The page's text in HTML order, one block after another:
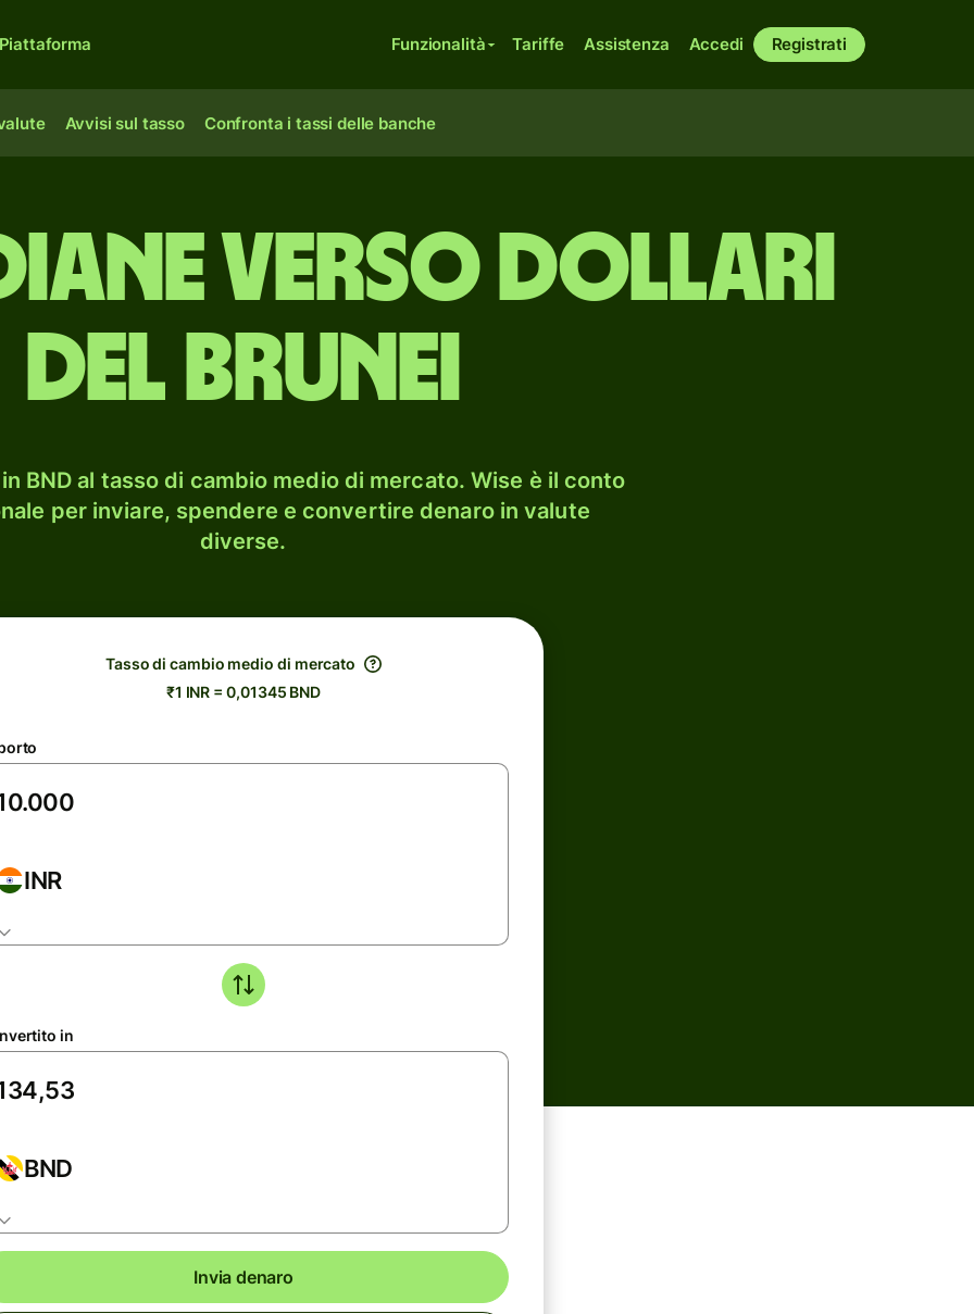
Funzionalità Tariffe Assistenza Accedi Registrati
Avvisi sul tasso Confronta i tassi delle banche
verso dollari
del Brunei
BND al tasso di cambio medio di mercato. Wise è il conto
per inviare, spendere e convertire denaro in valute
diverse.
Tasso di cambio medio di mercato
₹1 INR = 0,01345 BND
INR
in
BND
Invia denaro